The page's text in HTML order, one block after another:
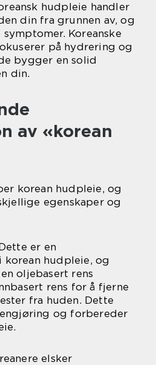
hudpleie handler
din fra grunnen av, og
Koreanske
på hydrering og
bygger en solid
din.
av «korean
korean hudpleie, og
egenskaper og
er en
hudpleie, og
oljebasert rens
rens for å fjerne
fra huden. Dette
og forbereder
elsker